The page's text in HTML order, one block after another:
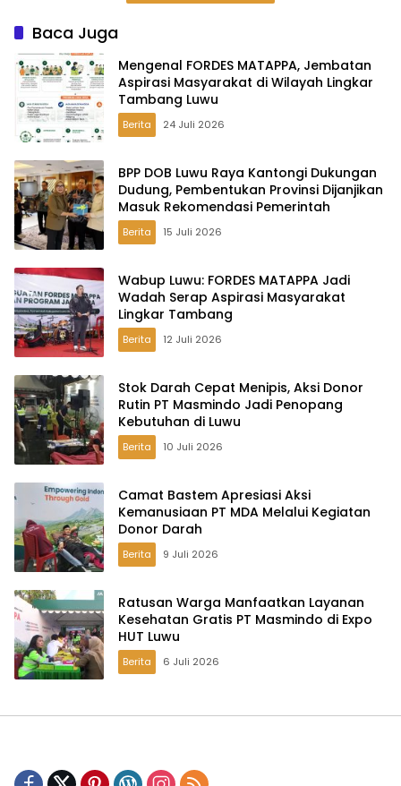
Baca Juga
Mengenal FORDES MATAPPA, Jembatan
Aspirasi Masyarakat di Wilayah Lingkar
Tambang Luwu
Berita 24 Juli 2026
BPP DOB Luwu Raya Kantongi Dukungan
Dudung, Pembentukan Provinsi Dijanjikan
Masuk Rekomendasi Pemerintah
Berita 15 Juli 2026
Wabup Luwu: FORDES MATAPPA Jadi
Wadah Serap Aspirasi Masyarakat
Lingkar Tambang
Berita 12 Juli 2026
Stok Darah Cepat Menipis, Aksi Donor
Rutin PT Masmindo Jadi Penopang
Kebutuhan di Luwu
Berita 10 Juli 2026
Camat Bastem Apresiasi Aksi
Kemanusiaan PT MDA Melalui Kegiatan
Donor Darah
Berita 9 Juli 2026
Ratusan Warga Manfaatkan Layanan
Kesehatan Gratis PT Masmindo di Expo
HUT Luwu
Berita 6 Juli 2026